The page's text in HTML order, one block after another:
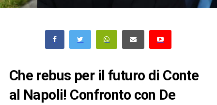
Che rebus per il futuro di Conte
al Napoli! Confronto con De